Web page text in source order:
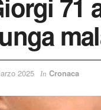
71
2025 In Cronaca